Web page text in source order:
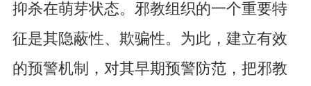
抑杀在萌芽状态。邪教组织的一个重要特
征是其隐蔽性、欺骗性。为此，建立有效
的预警机制，对其早期预警防范，把邪教